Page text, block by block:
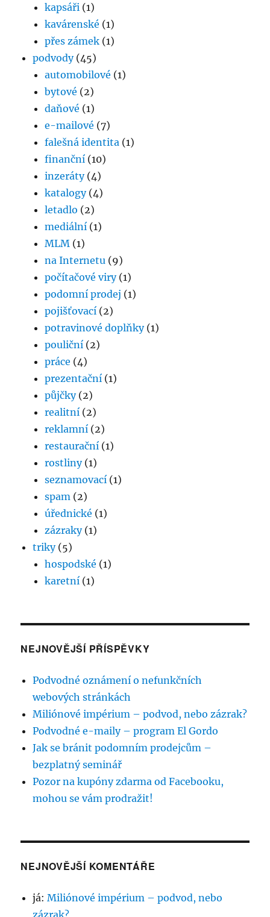
kapsáři (1)
kavárenské (1)
přes zámek (1)
podvody(45)
automobilové (1)
bytové (2)
daňové (1)
e-mailové (7)
falešná identita (1)
finanční (10)
inzeráty(4)
katalogy(4)
letadlo (2)
mediální (1)
MLM (1)
na Internetu (9)
počítačové viry(1)
podomní prodej (1)
pojišťovací (2)
potravinové doplňky(1)
pouliční (2)
práce (4)
prezentační (1)
půjčky(2)
realitní (2)
reklamní (2)
restaurační (1)
rostliny(1)
seznamovací (1)
spam (2)
úřednické (1)
zázraky(1)
triky(5)
hospodské (1)
karetní (1)
NEJNOVĚJŠÍ PŘÍSPĚVKY
Podvodné oznámení o nefunkčních
webových stránkách
Miliónové impérium – podvod, nebo zázrak?
Podvodné e-maily – program El Gordo
Jak se bránit podomním prodejcům –
bezplatný seminář
Pozor na kupóny zdarma od Facebooku,
mohou se vám prodražit!
NEJNOVĚJŠÍ KOMENTÁŘE
já:Miliónové impérium – podvod, nebo
zázrak?